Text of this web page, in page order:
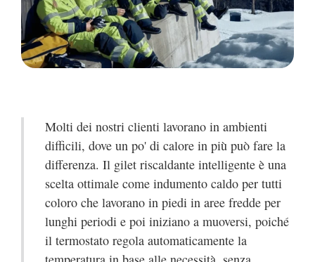
Molti dei nostri clienti lavorano in ambienti
difficili, dove un po' di calore in più può fare la
differenza. Il gilet riscaldante intelligente è una
scelta ottimale come indumento caldo per tutti
coloro che lavorano in piedi in aree fredde per
lunghi periodi e poi iniziano a muoversi, poiché
il termostato regola automaticamente la